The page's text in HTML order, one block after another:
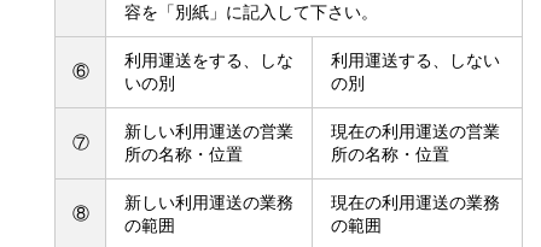
容を「別紙」に記入して下さい。
⑥
利用運送をする、しな
いの別
利用運送する、しない
の別
⑦
新しい利用運送の営業
所の名称・位置
現在の利用運送の営業
所の名称・位置
⑧
新しい利用運送の業務
の範囲
現在の利用運送の業務
の範囲